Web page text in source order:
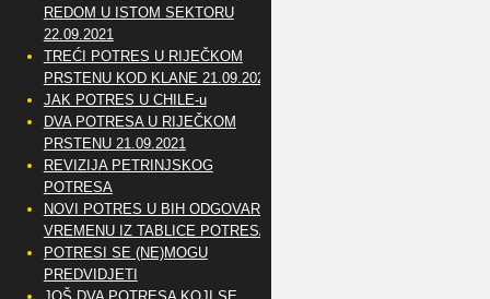
REDOM U ISTOM SEKTORU
22.09.2021
TREĆI POTRES U RIJEČKOM
PRSTENU KOD KLANE 21.09.2021
JAK POTRES U CHILE-u
DVA POTRESA U RIJEČKOM
PRSTENU 21.09.2021
REVIZIJA PETRINJSKOG
POTRESA
NOVI POTRES U BIH ODGOVARA
VREMENU IZ TABLICE POTRESA
POTRESI SE (NE)MOGU
PREDVIDJETI